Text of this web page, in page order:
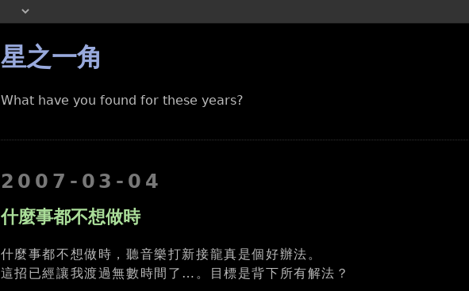
星之一角
What have you found for these years?
2007-03-04
什麼事都不想做時
什麼事都不想做時，聽音樂打新接龍真是個好辦法。
這招已經讓我渡過無數時間了…。目標是背下所有解法？